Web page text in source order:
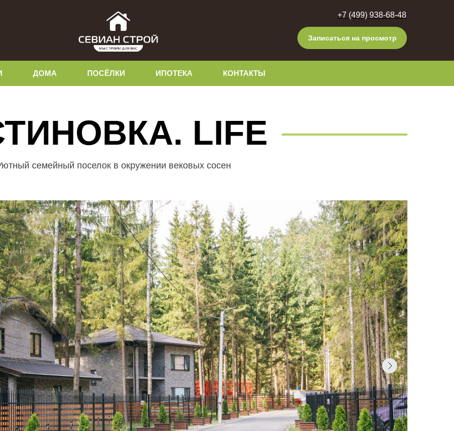
+7 (499) 938-68-48
Записаться на просмотр
ДОМА ПОСЁЛКИ ИПОТЕКА КОНТАКТЫ
LIFE
семейный поселок в окружении вековых сосен